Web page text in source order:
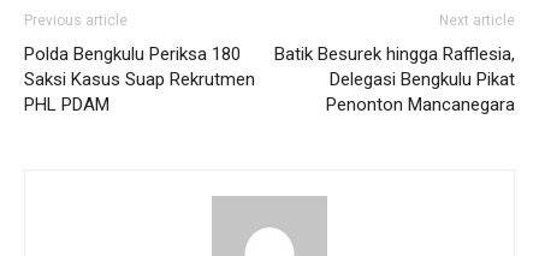
Previous article
Polda Bengkulu Periksa 180
Saksi Kasus Suap Rekrutmen
PHL PDAM
Next article
Batik Besurek hingga Rafflesia,
Delegasi Bengkulu Pikat
Penonton Mancanegara